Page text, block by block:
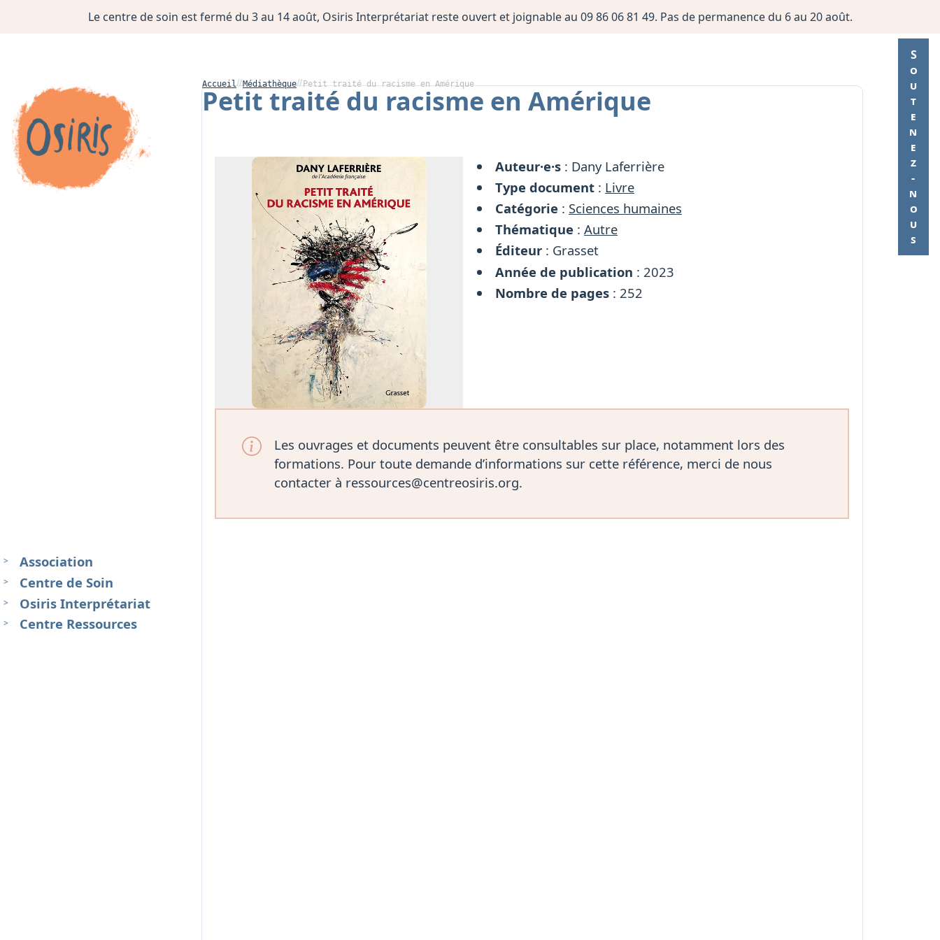
Le centre de soin est fermé du 3 au 14 août, Osiris Interprétariat reste ouvert et joignable au 09 86 06 81 49. Pas de permanence du 6 au 20 août.
Soutenez-nous
Association
Centre de Soin
Osiris Interprétariat
Centre Ressources
Accueil Médiathèque Petit traité du racisme en Amérique
Petit traité du racisme en Amérique
Auteur·e·s : Dany Laferrière
Type document : Livre
Catégorie : Sciences humaines
Thématique :Autre
Éditeur : Grasset
Année de publication : 2023
Nombre de pages : 252
Les ouvrages et documents peuvent être consultables sur place, notamment lors des
formations. Pour toute demande d’informations sur cette référence, merci de nous
contacter à ressources@centreosiris.org.